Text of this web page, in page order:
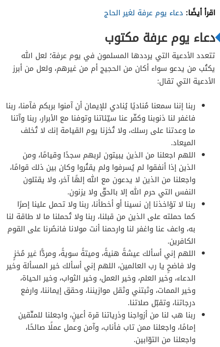
اقرأ أيضًا: دعاء يوم عرفة لغير الحاج
دعاء يوم عرفة مكتوب
تتعدد الأدعية التي يرددها المسلمون في يوم عرفة؛ لعل الله
يكتُب من يدعو سواء أكان من الحجيج أم من غيرهم، ولعل من أبرز
الأدعية التي تقال:
ربنا إننا سمعنا مُناديًا يُنادي للإيمان أن آمنوا بربكم فآمنا، ربنا
فاغفر لنا ذنوبنا وكفّر عنا سيّئاتنا وتوفنا مع الأبرار، ربنا وآتنا
ما وعدتنا على رسلك، ولا تُخزنا يوم القيامة إنك لا تُخلف
الميعاد.
اللهم اجعلنا من الذين يبيتون لربهم سجدًا وقيامًا، ومن
الذين إذا أنفقوا لم يُسرفوا ولم يقتُروا وكان بين ذلك قوامًا،
واجعلنا من الذين لا يدعون مع الله إلهًا آخر، ولا يقتلون
النفس التي حرم الله إلا بالحقّ ولا يزنون.
ربنا لا تؤاخذنا إن نسينا أو أخطأنا، ربنا ولا تحمل علينا إصرًا
كما حملته على الذين من قبلنا، ربنا ولا تُحملنا ما لا طاقة لنا
به، واعف عنا واغفر لنا وارحمنا أنت مولانا فانصُرنا على القوم
الكافرين.
اللهم إني أسألك عيشةً هنيةً، وميتةً سويةً، ومردًّا غير مُخزٍ
ولا فاضحٍ يا رب العالمين، اللهم إني أسألك خير المسألة وخير
الدعاء، وخير العلم، وخير العمل، وخير الثواب، وخير الحياة،
وخير الممات، وثبتني وثقل موازيننا، وحقق إيماننا، وارفع
درجاتنا، وتقبّل صلاتنا.
ربنا هب لنا من أزواجنا وذرياتنا قرة أعينٍ، واجعلنا للمتّقين
إمامًا، واجعلنا ممن تاب فأناب، وآمن وعمل عملًا صالحًا،
واجعلنا من التوّابين.